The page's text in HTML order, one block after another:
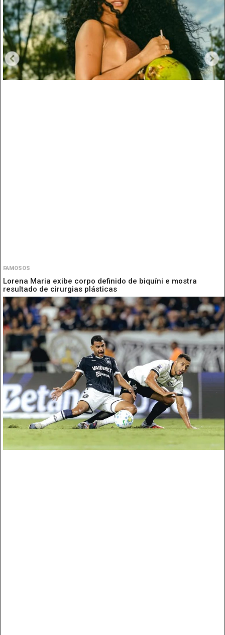
FAMOSOS
Lorena Maria exibe corpo definido de biquíni e mostra
resultado de cirurgias plásticas